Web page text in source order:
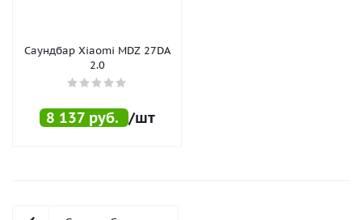
Саундбар Xiaomi MDZ 27DA
2.0
8 137руб. /шт